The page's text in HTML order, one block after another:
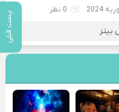
پست قبلی
0 نظر